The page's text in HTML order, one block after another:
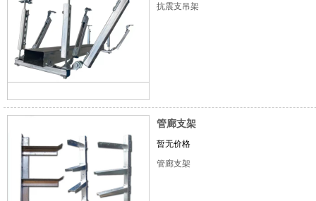
抗震支吊架
管廊支架
暂无价格
管廊支架